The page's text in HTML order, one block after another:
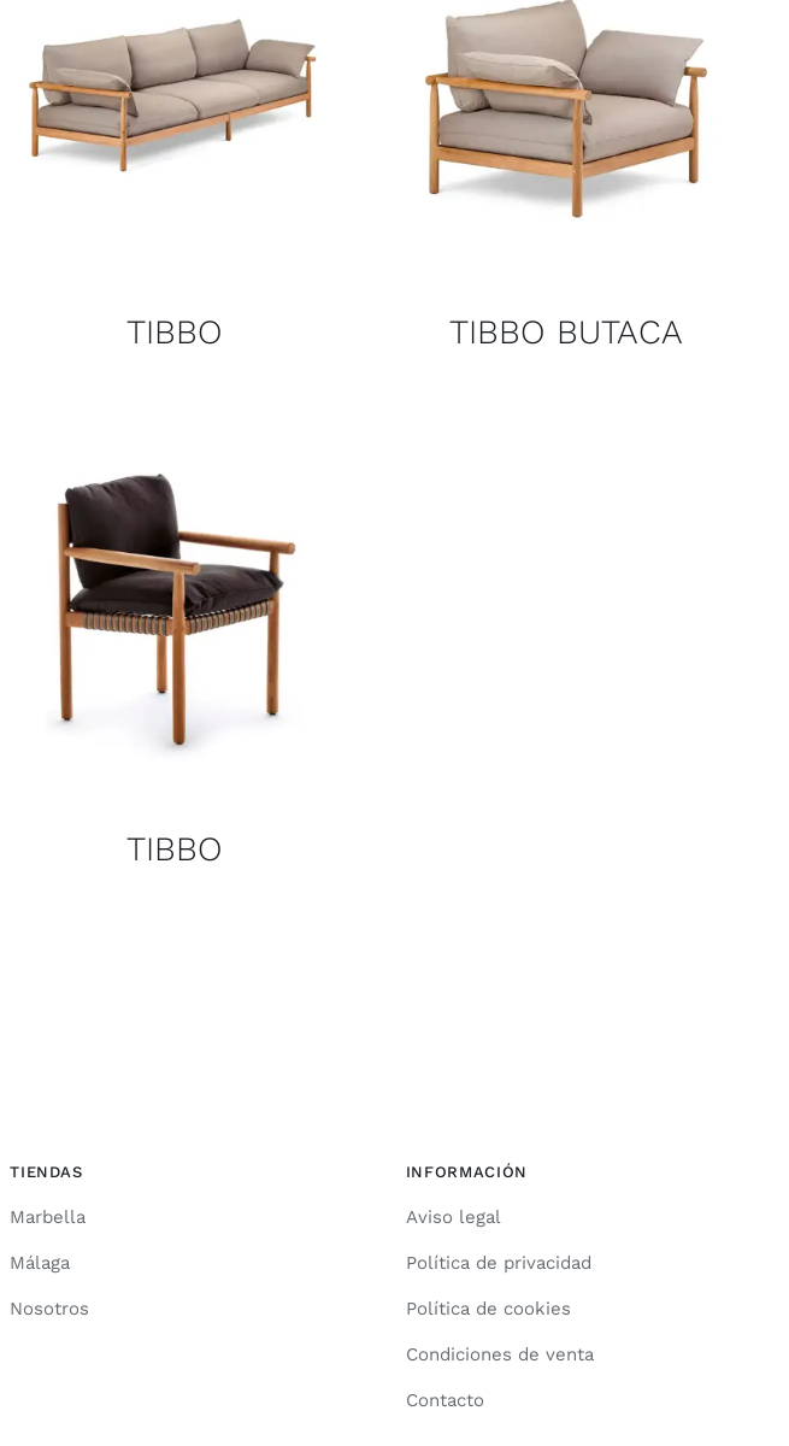
TIBBO TIBBO BUTACA
TIBBO
TIENDAS
Marbella
Málaga
Nosotros
INFORMACIÓN
Aviso legal
Política de privacidad
Política de cookies
Condiciones de venta
Contacto